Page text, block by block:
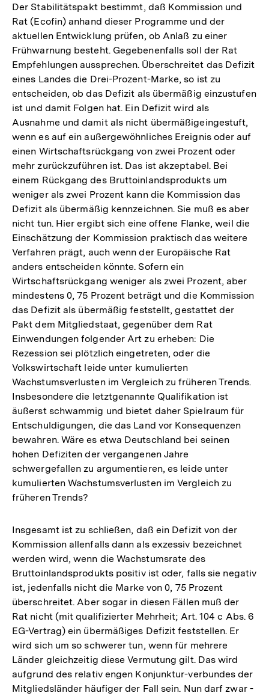
Der Stabilitätspakt bestimmt, daß Kommission und
Rat (Ecofin) anhand dieser Programme und der
aktuellen Entwicklung prüfen, ob Anlaß zu einer
Frühwarnung besteht. Gegebenenfalls soll der Rat
Empfehlungen aussprechen. Überschreitet das Defizit
eines Landes die Drei-Prozent-Marke, so ist zu
entscheiden, ob das Defizit als übermäßig einzustufen
ist und damit Folgen hat. Ein Defizit wird als
Ausnahme und damit als nicht übermäßigeingestuft,
wenn es auf ein außergewöhnliches Ereignis oder auf
einen Wirtschaftsrückgang von zwei Prozent oder
mehr zurückzuführen ist. Das ist akzeptabel. Bei
einem Rückgang des Bruttoinlandsprodukts um
weniger als zwei Prozent kann die Kommission das
Defizit als übermäßig kennzeichnen. Sie muß es aber
nicht tun. Hier ergibt sich eine offene Flanke, weil die
Einschätzung der Kommission praktisch das weitere
Verfahren prägt, auch wenn der Europäische Rat
anders entscheiden könnte. Sofern ein
Wirtschaftsrückgang weniger als zwei Prozent, aber
mindestens 0, 75 Prozent beträgt und die Kommission
das Defizit als übermäßig feststellt, gestattet der
Pakt dem Mitgliedstaat, gegenüber dem Rat
Einwendungen folgender Art zu erheben: Die
Rezession sei plötzlich eingetreten, oder die
Volkswirtschaft leide unter kumulierten
Wachstumsverlusten im Vergleich zu früheren Trends.
Insbesondere die letztgenannte Qualifikation ist
äußerst schwammig und bietet daher Spielraum für
Entschuldigungen, die das Land vor Konsequenzen
bewahren. Wäre es etwa Deutschland bei seinen
hohen Defiziten der vergangenen Jahre
schwergefallen zu argumentieren, es leide unter
kumulierten Wachstumsverlusten im Vergleich zu
früheren Trends?
Insgesamt ist zu schließen, daß ein Defizit von der
Kommission allenfalls dann als exzessiv bezeichnet
werden wird, wenn die Wachstumsrate des
Bruttoinlandsprodukts positiv ist oder, falls sie negativ
ist, jedenfalls nicht die Marke von 0, 75 Prozent
überschreitet. Aber sogar in diesen Fällen muß der
Rat nicht (mit qualifizierter Mehrheit; Art. 104 c Abs. 6
EG-Vertrag) ein übermäßiges Defizit feststellen. Er
wird sich um so schwerer tun, wenn für mehrere
Länder gleichzeitig diese Vermutung gilt. Das wird
aufgrund des relativ engen Konjunktur-verbundes der
Mitgliedsländer häufiger der Fall sein. Nun darf zwar -